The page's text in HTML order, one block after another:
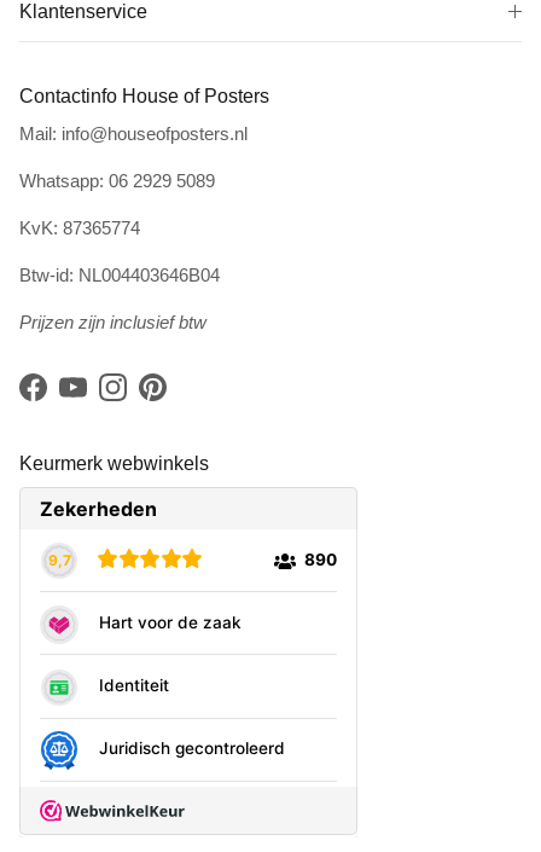
Klantenservice
Contactinfo House of Posters
Mail: info@houseofposters.nl
Whatsapp: 06 2929 5089
KvK: 87365774
Btw-id: NL004403646B04
Prijzen zijn inclusief btw
Facebook
YouTubeInstagramPinterest
Keurmerk webwinkels